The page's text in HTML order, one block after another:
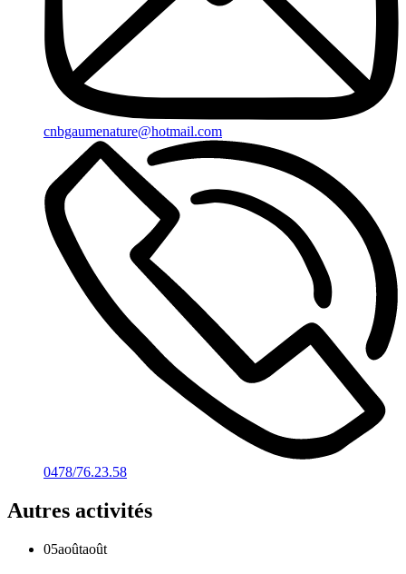
cnbgaumenature@hotmail.com
0478/76.23.58
Autres activités
05aoûtaoût